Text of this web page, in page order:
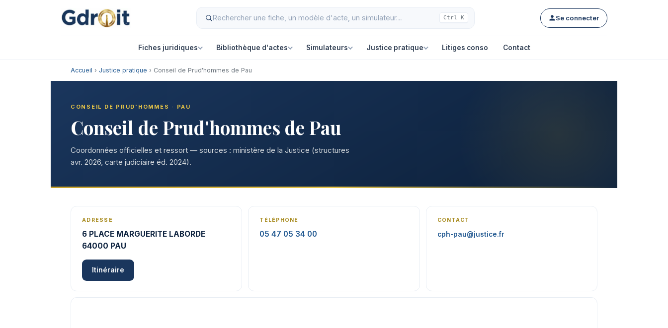
Ctrl K Se connecter
Fiches juridiques Bibliothèque d'actes Simulateurs Justice pratique Litiges conso Contact
Accueil › Justice pratique › Conseil de Prud'hommes de Pau
CONSEIL DE PRUD'HOMMES · PAU
Conseil de Prud'hommes de Pau
Coordonnées officielles et ressort — sources : ministère de la Justice (structures
avr. 2026, carte judiciaire éd. 2024).
ADRESSE
6 PLACE MARGUERITE LABORDE
64000 PAU
Itinéraire
TÉLÉPHONE
05 47 05 34 00
CONTACT
cph-pau@justice.fr